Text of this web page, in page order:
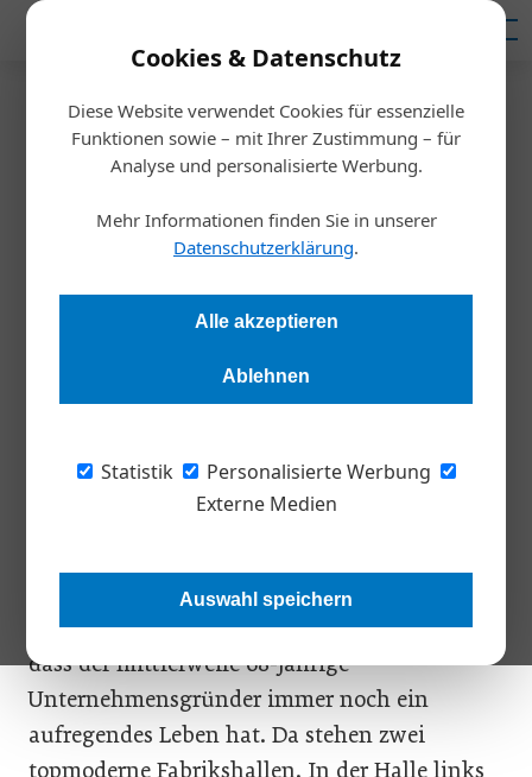
Cookies & Datenschutz
Diese Website verwendet Cookies für essenzielle
Funktionen sowie – mit Ihrer Zustimmung – für
Analyse und personalisierte Werbung.
Mehr Informationen finden Sie in unserer
Datenschutzerklärung.
Alle akzeptieren
Ablehnen
Statistik
Personalisierte Werbung
Externe Medien
Auswahl speichern
Startseite/Nachhaltigkeit
Hermann, Neuburger & die
Versöhnung
Thomas und Hermann Neuburger haben sich auf die Suche
nach wirklich exquisitem fleischlosem Geschmack gemacht.
Millionen Euro investieren mussten – ein Porträt über ein
Unternehmen, das auf eine ethische Trias setzt.
Neuburger, und wenn man am Firmenareal in
Ulrichsberg im Mühlviertel steht, weiß man,
dass der mittlerweile 68-jährige
Unternehmensgründer immer noch ein
aufregendes Leben hat. Da stehen zwei
topmoderne Fabrikshallen. In der Halle links